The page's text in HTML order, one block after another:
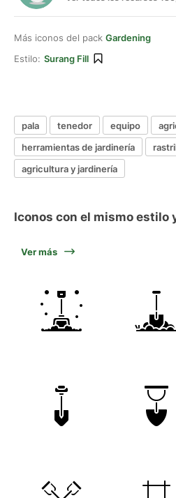
Más iconos del pack Gardening
Estilo: Surang Fill
pala tenedor equipo
herramientas de jardinería
agricultura y jardinería
Iconos con el mismo estilo
Ver más